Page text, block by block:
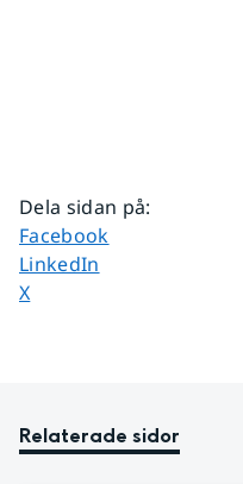
Dela sidan på:
Dela sidan på
Facebook
Dela sidan på
LinkedIn
Dela sidan på
X
Relaterade sidor